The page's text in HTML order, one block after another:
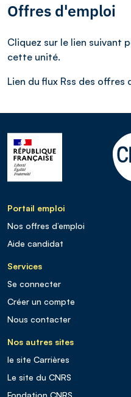
Offres d'emploi
Cliquez sur le lien suivant
cette unité.
Lien du flux Rss des offres
Portail emploi
Nos offres d’emploi
Aide candidat
Services
Se connecter
Créer un compte
Nous contacter
Nos autres sites
le site Carrières
Le site du CNRS
Fondation CNRS